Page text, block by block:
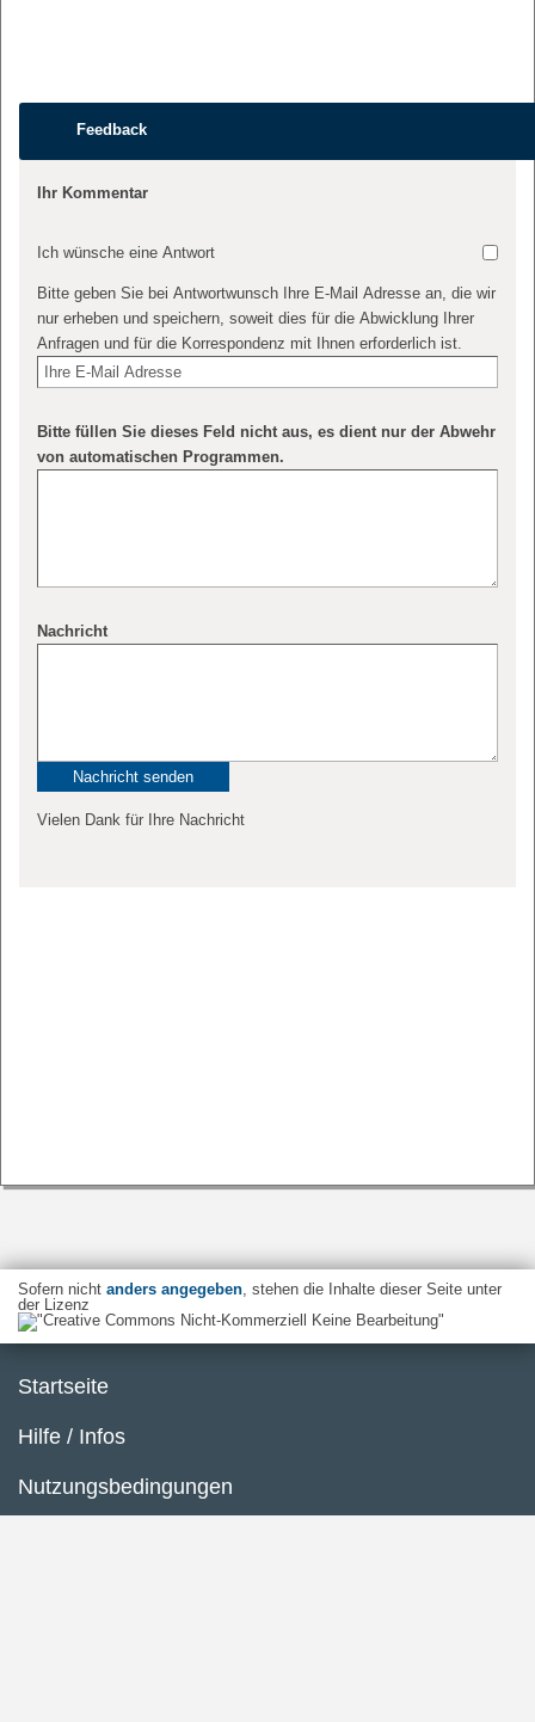
Feedback
Ihr Kommentar
Ich wünsche eine Antwort
Bitte geben Sie bei Antwortwunsch Ihre E-Mail Adresse an, die wir
nur erheben und speichern, soweit dies für die Abwicklung Ihrer
Anfragen und für die Korrespondenz mit Ihnen erforderlich ist.
Bitte füllen Sie dieses Feld nicht aus, es dient nur der Abwehr
von automatischen Programmen.
Nachricht
Vielen Dank für Ihre Nachricht
Sofern nicht anders angegeben, stehen die Inhalte dieser Seite unter
der Lizenz
Startseite
Hilfe / Infos
Nutzungsbedingungen